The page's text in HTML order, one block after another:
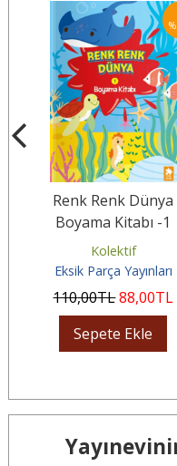
%
Renk Renk Dünya
Boyama Kitabı -1
Kolektif
Eksik Parça Yayınları
110,00TL88,00TL
Sepete Ekle